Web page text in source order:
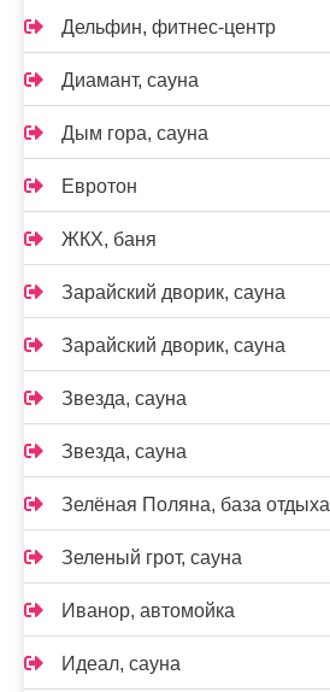
Дельфин, фитнес-центр
Диамант, сауна
Дым гора, сауна
Евротон
ЖКХ, баня
Зарайский дворик, сауна
Зарайский дворик, сауна
Звезда, сауна
Звезда, сауна
Зелёная Поляна, база отдыха
Зеленый грот, сауна
Иванор, автомойка
Идеал, сауна